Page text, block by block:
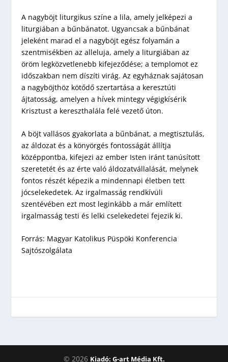
A nagyböjt liturgikus színe a lila, amely jelképezi a
liturgiában a bűnbánatot. Ugyancsak a bűnbánat
jeleként marad el a nagyböjt egész folyamán a
szentmisékben az alleluja, amely a liturgiában az
öröm legközvetlenebb kifejeződése; a templomot ez
időszakban nem díszíti virág. Az egyháznak sajátosan
a nagyböjthöz kötődő szertartása a keresztúti
ájtatosság, amelyen a hívek mintegy végigkísérik
Krisztust a kereszthalála felé vezető úton.
A böjt vallásos gyakorlata a bűnbánat, a megtisztulás,
az áldozat és a könyörgés fontosságát állítja
középpontba, kifejezi az ember Isten iránt tanúsított
szeretetét és az érte való áldozatvállalását, melynek
fontos részét képezik a mindennapi életben tett
jócselekedetek. Az irgalmasság rendkívüli
szentévében ezt most leginkább a már említett
irgalmasság testi és lelki cselekedetei fejezik ki.
Forrás: Magyar Katolikus Püspöki Konferencia
Sajtószolgálata
© 2026 Kiadó: G-art Média Kft.